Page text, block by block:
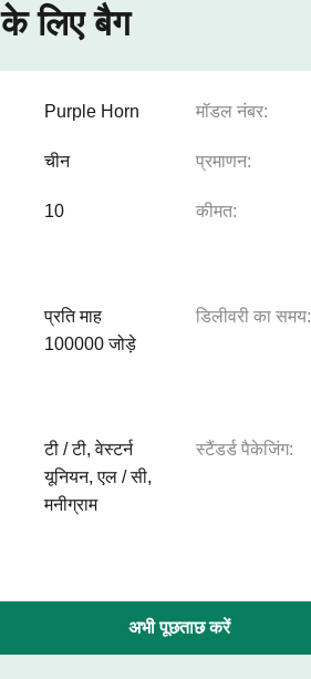
लिए बैग
Purple Horn मॉडल नंबर:
चीन प्रमाणन:
10 कीमत:
प्रति माह
100000 जोड़े
डिलीवरी का समय:
टी / टी, वेस्टर्न
यूनियन, एल / सी,
मनीग्राम
स्टैंडर्ड पैकेजिंग:
अभी पूछताछ करें